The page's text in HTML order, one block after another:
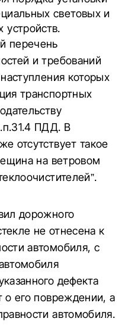
световых и
устройств.
перечень
и требований
которых
транспортных
ПДД. В
отсутствует такое
на ветровом
дорожного
не отнесена к
автомобиля, с
дефекта
о его повреждении, а
автомобиля.